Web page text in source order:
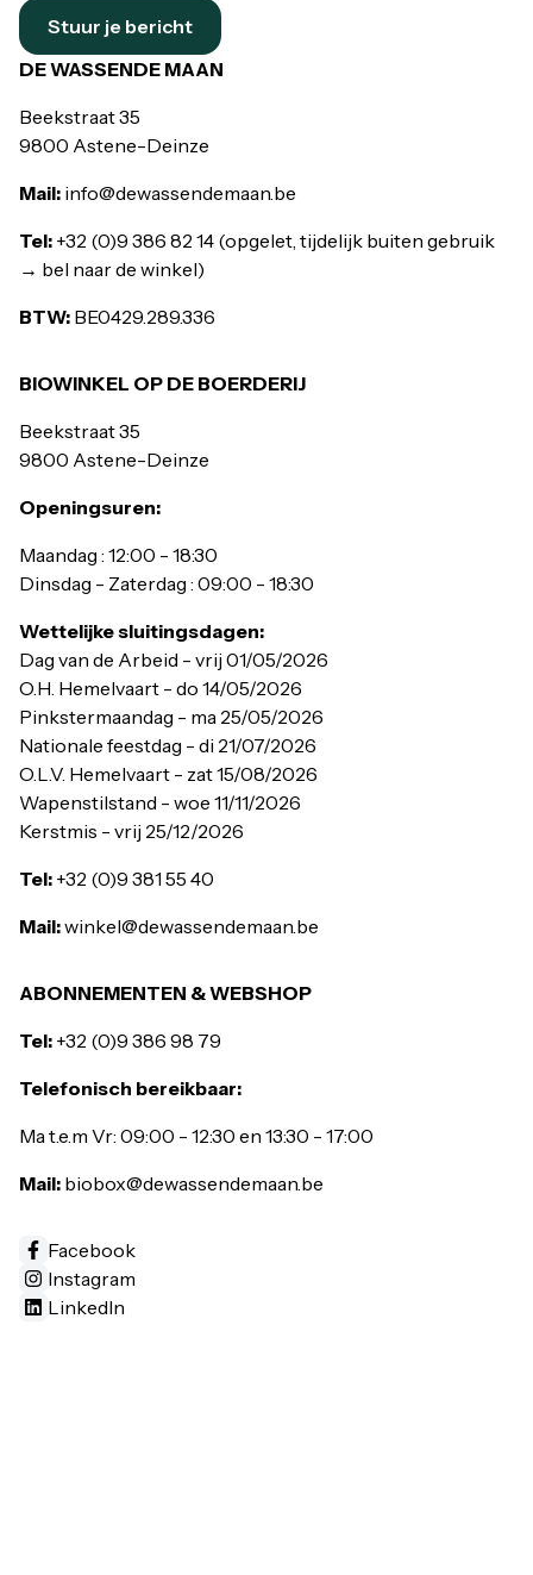
Stuur je bericht
DE WASSENDE MAAN
Beekstraat 35
9800 Astene-Deinze
Mail: info@dewassendemaan.be
Tel: +32 (0)9 386 82 14 (opgelet, tijdelijk buiten gebruik
→ bel naar de winkel)
BTW: BE0429.289.336
BIOWINKEL OP DE BOERDERIJ
Beekstraat 35
9800 Astene-Deinze
Openingsuren:
Maandag : 12:00 - 18:30
Dinsdag - Zaterdag : 09:00 - 18:30
Wettelijke sluitingsdagen:
Dag van de Arbeid - vrij 01/05/2026
O.H. Hemelvaart - do 14/05/2026
Pinkstermaandag - ma 25/05/2026
Nationale feestdag - di 21/07/2026
O.L.V. Hemelvaart - zat 15/08/2026
Wapenstilstand - woe 11/11/2026
Kerstmis - vrij 25/12/2026
Tel: +32 (0)9 381 55 40
Mail:winkel@dewassendemaan.be
ABONNEMENTEN & WEBSHOP
Tel: +32 (0)9 386 98 79
Telefonisch bereikbaar:
Ma t.e.m Vr: 09:00 - 12:30 en 13:30 - 17:00
Mail: biobox@dewassendemaan.be
Facebook
Instagram
LinkedIn